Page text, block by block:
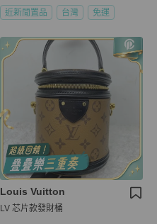
近新閒置品 台灣 免運
Louis Vuitton
LV 芯片款發財桶